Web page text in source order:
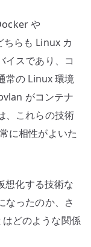
や
らも Linux カ
イスであり、コ
常の Linux 環境
がコンテナ
、これらの技術
に相性がよいた
化する技術な
なったのか、さ
どのような関係